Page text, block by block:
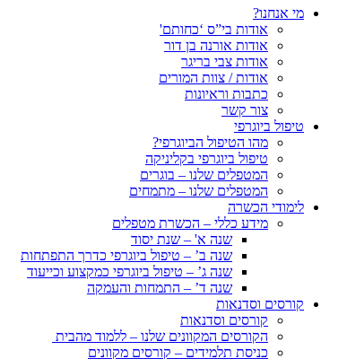
מי אנחנו?
אודות בי”ס ‘כחותם'
אודות אורנה בן דור
אודות צבי בריגר
אודות / צוות המורים
כתבות וראיונות
צור קשר
טיפול ביוגרפי
מהו הטיפול הביוגרפי?
טיפול ביוגרפי בקליניקה
המטפלים שלנו – בוגרים
המטפלים שלנו – מתמחים
לימודי הכשרה
מידע כללי – הכשרת מטפלים
שנה א' – שנת יסוד
שנה ב’ – טיפול ביוגרפי כדרך התפתחות
שנה ג’ – טיפול ביוגרפי כמקצוע וכייעוד
שנה ד’ – התמחות והעמקה
קורסים וסדנאות
קורסים וסדנאות
הקורסים המקוונים שלנו – ללמוד מהבית
כניסת תלמידים – קורסים מקוונים